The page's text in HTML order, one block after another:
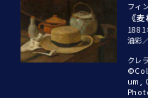
フィ
《
1881
油彩
クレ
um,